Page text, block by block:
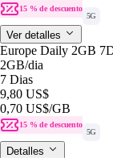
15 % de descuento
5G
Ver detalles
Europe Daily 2GB
2GB/dia
7 Dias
9,80 US$
0,70 US$/GB
15 % de descuento
5G
Detalles